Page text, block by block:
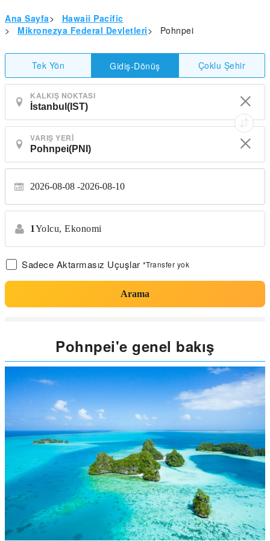
Ana Sayfa>
Hawaii Pacific
>
Mikronezya Federal Devletleri> Pohnpei
Tek Yön Gidiş-Dönüş Çoklu Şehir
KALKIŞ NOKTASI
VARIŞ YERI
2026-08-08 2026-08-10
1Yolcu, Ekonomi
Sadece Aktarmasız Uçuşlar *Transfer yok
Arama
Pohnpei'e genel bakış